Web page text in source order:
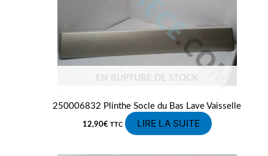
EN RUPTURE DE STOCK
250006832 Plinthe Socle du Bas Lave Vaisselle
12,90€ TTC LIRE LA SUITE